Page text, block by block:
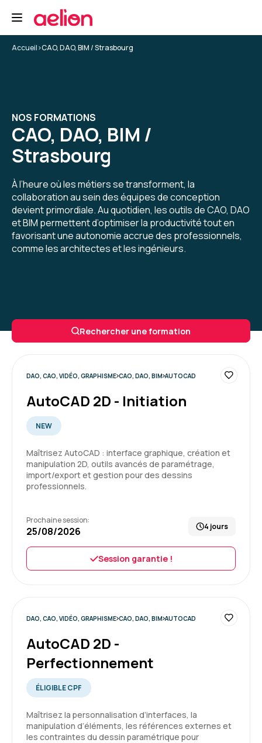
Accueil>CAO, DAO, BIM / Strasbourg
NOS FORMATIONS
CAO, DAO, BIM /
Strasbourg
À l’heure où les métiers se transforment, la
collaboration au sein des équipes de conception
devient primordiale. Au quotidien, les outils de CAO, DAO
et BIM permettent d’optimiser la productivité tout en
favorisant une autonomie accrue des professionnels,
comme les architectes et les ingénieurs.
Rechercher une formation
DAO, CAO, VIDÉO, GRAPHISME CAO, DAO, BIM AUTOCAD
AutoCAD 2D - Initiation
NEW
Maîtrisez AutoCAD : interface graphique, création et
manipulation 2D, outils avancés de paramétrage,
import/export et gestion pour des dessins
professionnels.
Prochaine session:
25/08/2026 4 jours
Session garantie !
DAO, CAO, VIDÉO, GRAPHISME CAO, DAO, BIM AUTOCAD
AutoCAD 2D -
Perfectionnement
ÉLIGIBLE CPF
Maîtrisez la personnalisation d’interfaces, la
manipulation d’éléments, les références externes et
les contraintes du dessin paramétrique pour